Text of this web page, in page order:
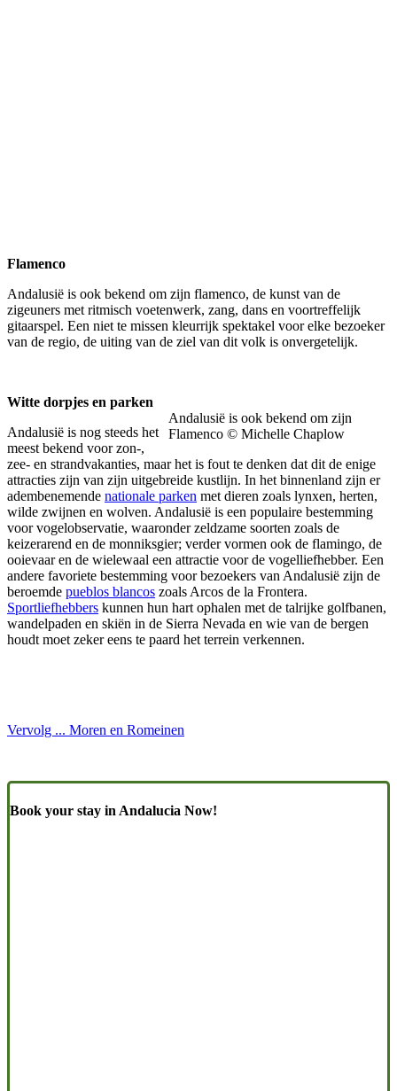
Flamenco
Andalusië is ook bekend om zijn flamenco, de kunst van de
zigeuners met ritmisch voetenwerk, zang, dans en voortreffelijk
gitaarspel. Een niet te missen kleurrijk spektakel voor elke bezoeker
van de regio, de uiting van de ziel van dit volk is onvergetelijk.
Andalusië is ook bekend om zijn
Flamenco © Michelle Chaplow
Witte dorpjes en parken
Andalusië is nog steeds het
meest bekend voor zon-,
zee- en strandvakanties, maar het is fout te denken dat dit de enige
attracties zijn van zijn uitgebreide kustlijn. In het binnenland zijn er
adembenemende nationale parken met dieren zoals lynxen, herten,
wilde zwijnen en wolven. Andalusië is een populaire bestemming
voor vogelobservatie, waaronder zeldzame soorten zoals de
keizerarend en de monniksgier; verder vormen ook de flamingo, de
ooievaar en de wielewaal een attractie voor de vogelliefhebber. Een
andere favoriete bestemming voor bezoekers van Andalusië zijn de
beroemde pueblos blancos zoals Arcos de la Frontera.
Sportliefhebbers kunnen hun hart ophalen met de talrijke golfbanen,
wandelpaden en skiën in de Sierra Nevada en wie van de bergen
houdt moet zeker eens te paard het terrein verkennen.
Vervolg ... Moren en Romeinen
Book your stay in Andalucia Now!